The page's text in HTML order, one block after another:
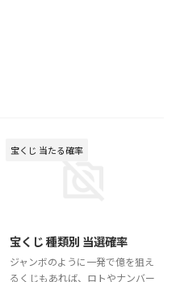
宝くじ 当たる確率
宝くじ 種類別 当選確率
ジャンボのように一発で億を狙え
るくじもあれば、ロトやナンバー